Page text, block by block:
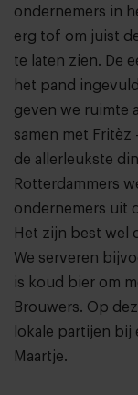
ondernemers in
erg tof om juist
te laten zien. De
het pand
geven we ruimte
samen met Fritèz
de allerleukste
Rotterdammers
ondernemers uit
Het zijn best wel
We serveren
is koud bier om
Brouwers. Op
lokale partijen bij
Maartje.